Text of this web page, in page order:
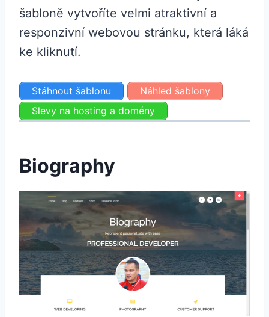
šabloně vytvoříte velmi atraktivní a
responzivní webovou stránku, která láká
ke kliknutí.
Stáhnout šablonu
Náhled šablony
Slevy na hosting a domény
Biography